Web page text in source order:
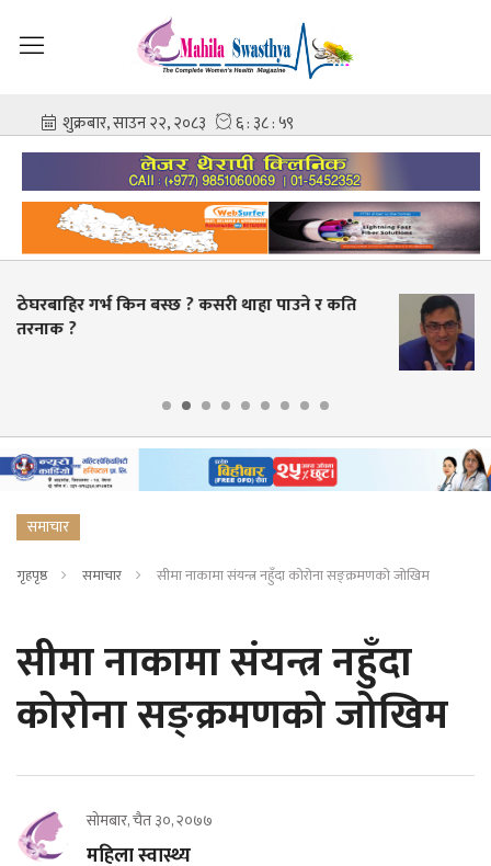
र कति
स्वास्थ्य क्षेत्रमा व्यापक सुधारको तयारी,
समाचार
गृहपृष्ठ समाचार सीमा नाकामा संयन्त्र नहुँदा कोरोना सङ्क्रमणको जोखिम
सीमा नाकामा संयन्त्र नहुँदा
कोरोना सङ्क्रमणको जोखिम
सोमबार, चैत ३०, २०७७
महिला स्वास्थ्य